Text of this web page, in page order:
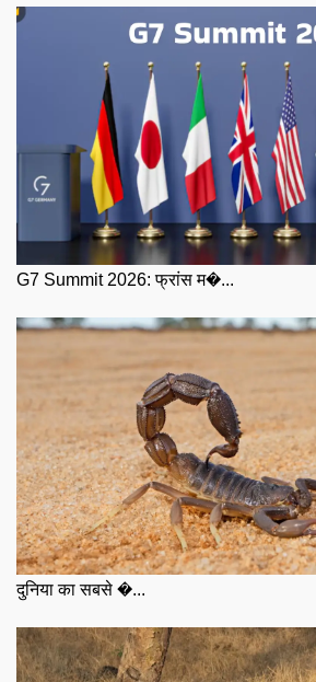
G7 Summit 2026: फ्रांस म�...
दुनिया का सबसे �...